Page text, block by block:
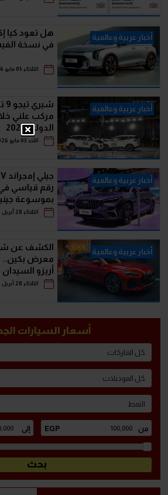
أخبار عربية وعالمية
هل تعود كيا
في نسخة
الثلاثاء 05 مايو 2026
أخبار عربية وعالمية
مركب علني
الدولية 2026
الأحد 03 مايو 2026
أخبار عربية وعالمية
رقم قياسي
بموسوعة
الثلاثاء 28 أبريل 2026
أخبار عربية وعالمية
معرض بكين..
أريزو السيدان
الثلاثاء 28 أبريل 2026
أسعار السيارات
كل الماركات
كل الموديلات
النمط